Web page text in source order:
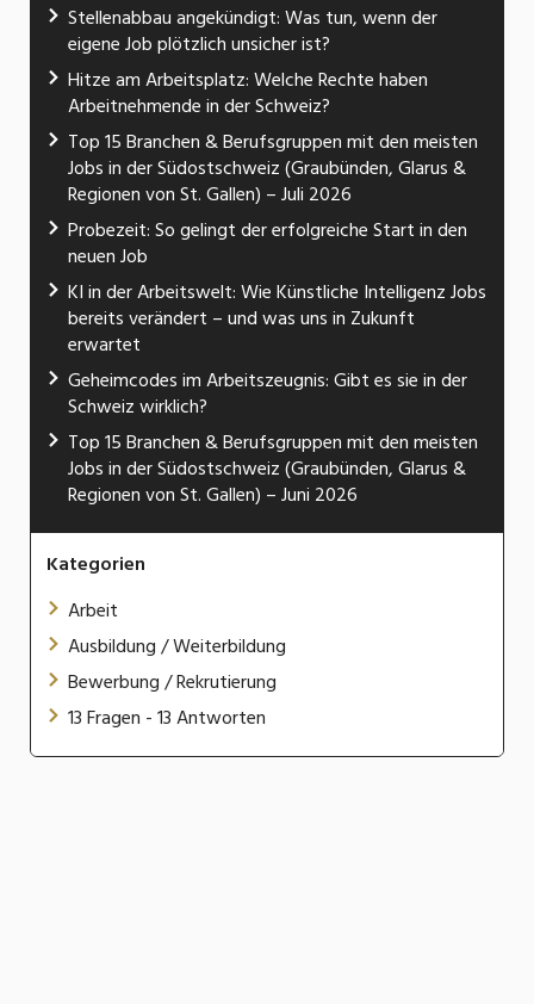
Stellenabbau angekündigt: Was tun, wenn der
eigene Job plötzlich unsicher ist?
Hitze am Arbeitsplatz: Welche Rechte haben
Arbeitnehmende in der Schweiz?
Top 15 Branchen & Berufsgruppen mit den meisten
Jobs in der Südostschweiz (Graubünden, Glarus &
Regionen von St. Gallen) – Juli 2026
Probezeit: So gelingt der erfolgreiche Start in den
neuen Job
KI in der Arbeitswelt: Wie Künstliche Intelligenz Jobs
bereits verändert – und was uns in Zukunft
erwartet
Geheimcodes im Arbeitszeugnis: Gibt es sie in der
Schweiz wirklich?
Top 15 Branchen & Berufsgruppen mit den meisten
Jobs in der Südostschweiz (Graubünden, Glarus &
Regionen von St. Gallen) – Juni 2026
Kategorien
Arbeit
Ausbildung / Weiterbildung
Bewerbung / Rekrutierung
13 Fragen - 13 Antworten